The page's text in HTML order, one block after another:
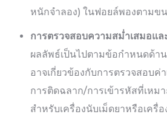
หนักจำลอง) ในฟอยล์พองตามข
การตรวจสอบความสม่ำเสมอแ
ผลลัพธ์เป็นไปตามข้อกำหนดด้
อาจเกี่ยวข้องกับการตรวจสอบค่
การติดฉลาก/การเข้ารหัสที่เหม
สำหรับเครื่องนับเม็ดยาหรือเครื่